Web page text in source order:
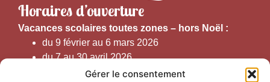
Gérer le consentement
Horaires d’ouverture
Vacances scolaires toutes zones – hors Noël :
du 9 février au 6 mars 2026
du 7 au 30 avril 2026
du 1er juin au 30 septembre 2026